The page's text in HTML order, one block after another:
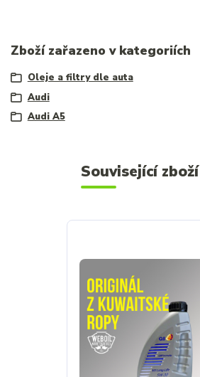
Zboží zařazeno v kategoriích
Oleje a filtry dle auta
Audi
Audi A5
Související zboží